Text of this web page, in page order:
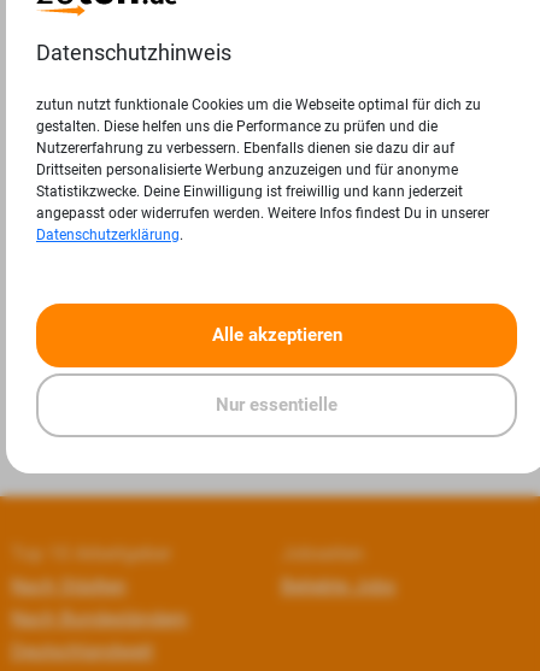
Deine Suchanfrage in Mettmann ergab leider keine
Top 10 Arbeitgeber
Nach Städten
Nach Bundesländern
Deutschlandweit
Jobseiten
Beliebte Jobs
Datenschutzhinweis
zutun nutzt funktionale Cookies um die Webseite optimal für dich zu
gestalten. Diese helfen uns die Performance zu prüfen und die
Nutzererfahrung zu verbessern. Ebenfalls dienen sie dazu dir auf
Drittseiten personalisierte Werbung anzuzeigen und für anonyme
Statistikzwecke. Deine Einwilligung ist freiwillig und kann jederzeit
angepasst oder widerrufen werden. Weitere Infos findest Du in unserer
Datenschutzerklärung.
Alle akzeptieren
Nur essentielle